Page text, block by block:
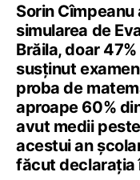
Sorin
simularea de
Brăila, doar
susținut
proba de
aproape 60%
avut medii
acestui an
făcut declarația